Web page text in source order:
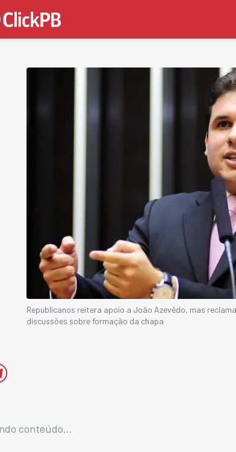
Republicanos reitera apoio a João Azevêdo, mas
discussões sobre formação da chapa
conteúdo...